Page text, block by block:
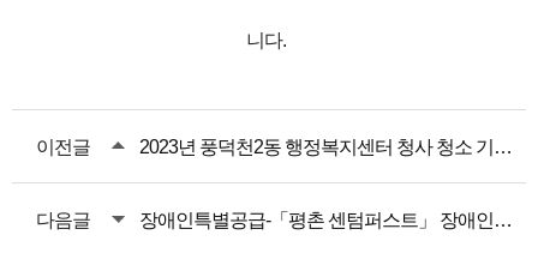
니다.
이전글 2023년 풍덕천2동 행정복지센터 청사 청소 기간제근로자 채용 공고
다음글 장애인특별공급-「평촌 센텀퍼스트」 장애인특별공급 안내입니다.